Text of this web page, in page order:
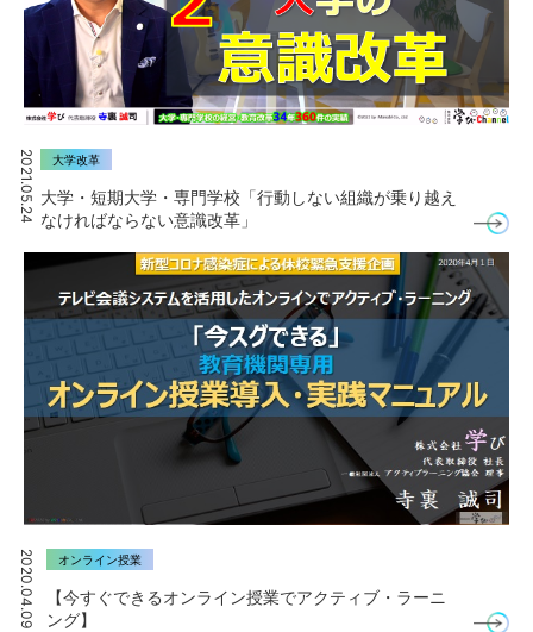
2021.05.24 大学改革
大学・短期大学・専門学校「行動しない組織が乗り越え
なければならない意識改革」
2020.04.09 オンライン授業
【今すぐできるオンライン授業でアクティブ・ラーニ
ング】